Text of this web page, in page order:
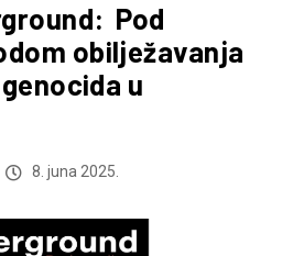
Pod
obilježavanja
u
8. juna 2025.